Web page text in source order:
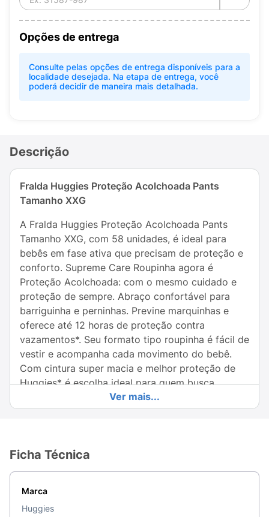
Opções de entrega
Consulte pelas opções de entrega disponíveis para a
localidade desejada. Na etapa de entrega, você
poderá decidir de maneira mais detalhada.
Descrição
Fralda Huggies Proteção Acolchoada Pants
Tamanho XXG
A Fralda Huggies Proteção Acolchoada Pants
Tamanho XXG, com 58 unidades, é ideal para
bebês em fase ativa que precisam de proteção e
conforto. Supreme Care Roupinha agora é
Proteção Acolchoada: com o mesmo cuidado e
proteção de sempre. Abraço confortável para
barriguinha e perninhas. Previne marquinhas e
oferece até 12 horas de proteção contra
vazamentos*. Seu formato tipo roupinha é fácil de
vestir e acompanha cada movimento do bebê.
Com cintura super macia e melhor proteção de
Huggies* é escolha ideal para quem busca
conforto, praticidade e segurança em todos os
momentos do dia. *Desempenho pode variar
Ver mais...
Ficha Técnica
Marca
Huggies